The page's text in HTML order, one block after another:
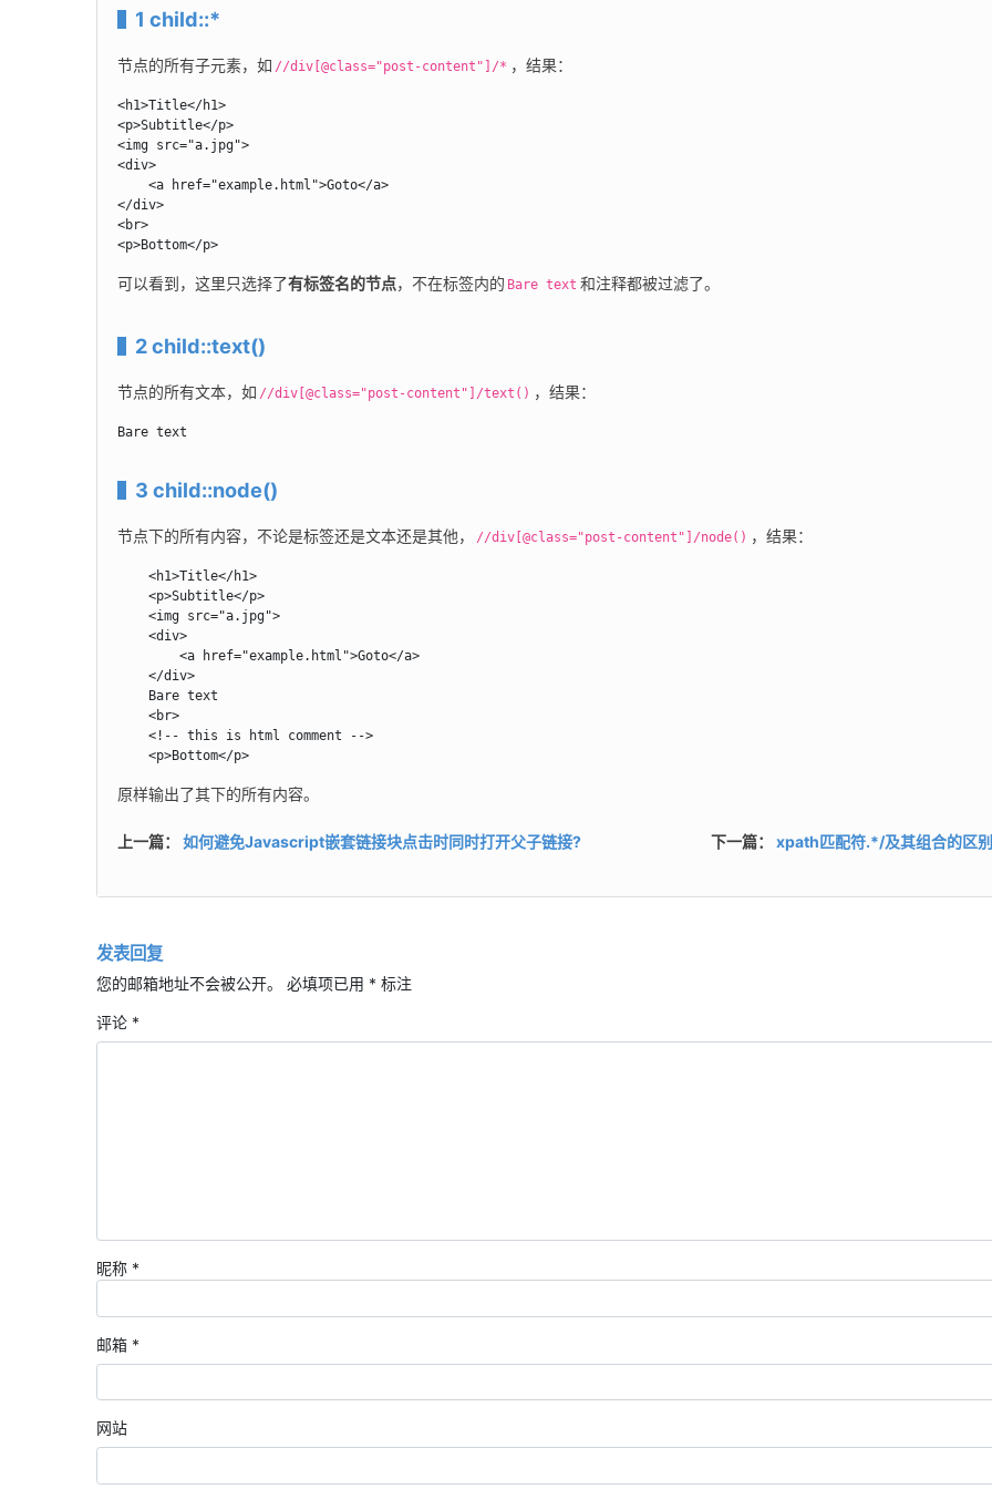
1 child::*
节点的所有子元素，如 //div[@class="post-content"]/* ，结果：
<h1>Title</h1>
<p>Subtitle</p>
<img src="a.jpg">
<div>
</div>
<br>
<p>Bottom</p>
可以看到，这里只选择了有标签名的节点，不在标签内的 Bare text 和注释都被过滤了。
2 child::text()
节点的所有文本，如 //div[@class="post-content"]/text() ，结果：
Bare text
3 child::node()
节点下的所有内容，不论是标签还是文本还是其他， //div[@class="post-content"]/node() ，结果：
    <p>Bottom</p>
原样输出了其下的所有内容。
上一篇： 如何避免Javascript嵌套链接块点击时同时打开父子链接? 下一篇： xpath匹配符.*/及其组合的区
发表回复
您的邮箱地址不会被公开。 必填项已用 * 标注
评论 *
昵称 *
邮箱 *
网站